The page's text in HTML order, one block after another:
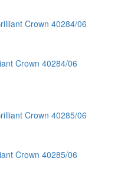
Crown 40284/06
Crown 40285/06